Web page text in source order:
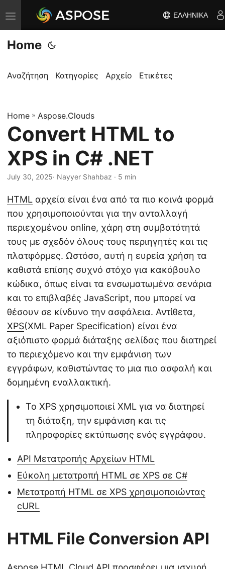
Ε
ν
α
λ
ή
π
λ
ο
ή
η
σ
η
ς
ΕΛΛΗΝΙΚΆ
Home
Αναζήτηση Κατηγορίες Αρχείο Ετικέτες
Home » Aspose.Clouds
Convert HTML to
XPS in C# .NET
July 30, 2025· Nayyer Shahbaz · 5 min
HTML αρχεία είναι ένα από τα πιο κοινά φορμά
που χρησιμοποιούνται για την ανταλλαγή
περιεχομένου online, χάρη στη συμβατότητά
τους με σχεδόν όλους τους περιηγητές και τις
πλατφόρμες. Ωστόσο, αυτή η ευρεία χρήση τα
καθιστά επίσης συχνό στόχο για κακόβουλο
κώδικα, όπως είναι τα ενσωματωμένα σενάρια
και το επιβλαβές JavaScript, που μπορεί να
θέσουν σε κίνδυνο την ασφάλεια. Αντίθετα,
XPS(XML Paper Specification) είναι ένα
αξιόπιστο φορμά διάταξης σελίδας που διατηρεί
το περιεχόμενο και την εμφάνιση των
εγγράφων, καθιστώντας το μια πιο ασφαλή και
δομημένη εναλλακτική.
Το XPS χρησιμοποιεί XML για να διατηρεί
τη διάταξη, την εμφάνιση και τις
πληροφορίες εκτύπωσης ενός εγγράφου.
API Μετατροπής Αρχείων HTML
Εύκολη μετατροπή HTML σε XPS σε C#
Μετατροπή HTML σε XPS χρησιμοποιώντας
cURL
HTML File Conversion API